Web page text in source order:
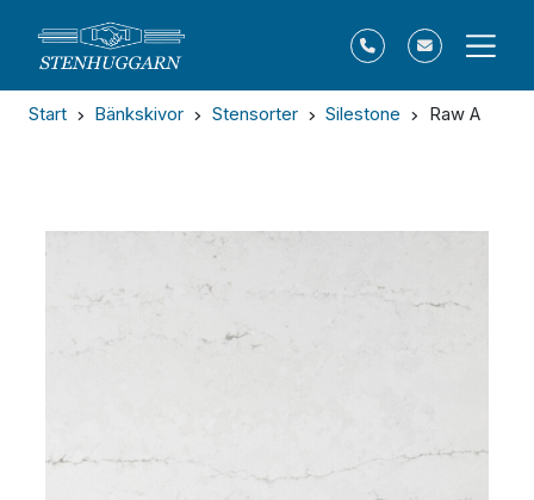
Start Bänkskivor Stensorter Silestone Raw A